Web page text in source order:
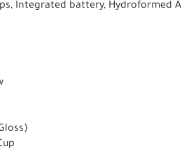
Integrated battery, Hydroformed